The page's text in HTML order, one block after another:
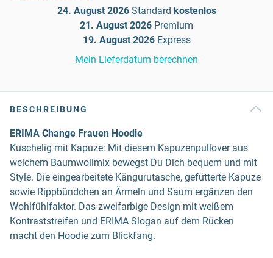
24. August 2026 Standard kostenlos
21. August 2026 Premium
19. August 2026 Express
Mein Lieferdatum berechnen
BESCHREIBUNG
ERIMA Change Frauen Hoodie
Kuschelig mit Kapuze: Mit diesem Kapuzenpullover aus
weichem Baumwollmix bewegst Du Dich bequem und mit
Style. Die eingearbeitete Kängurutasche, gefütterte Kapuze
sowie Rippbündchen an Ärmeln und Saum ergänzen den
Wohlfühlfaktor. Das zweifarbige Design mit weißem
Kontraststreifen und ERIMA Slogan auf dem Rücken
macht den Hoodie zum Blickfang.